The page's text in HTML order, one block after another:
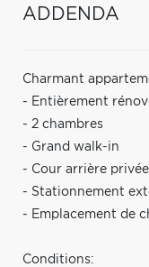
ADDENDA
Charmant
- Entièrement
- 2 chambres
- Grand walk-in
- Cour arrière privée
- Stationnement
- Emplacement de
Conditions: